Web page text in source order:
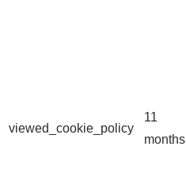
viewed_cookie_policy
11
months